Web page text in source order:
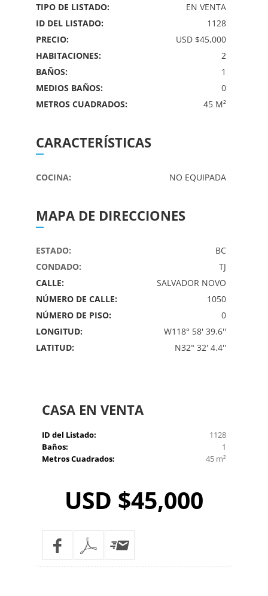
TIPO DE LISTADO:
EN VENTA
ID DEL LISTADO:
1128
PRECIO:
USD $45,000
HABITACIONES:
2
BAÑOS:
1
MEDIOS BAÑOS:
0
METROS CUADRADOS:
45 M²
CARACTERÍSTICAS
COCINA: NO EQUIPADA
MAPA DE DIRECCIONES
ESTADO:
BC
CONDADO:
TJ
CALLE:
SALVADOR NOVO
NÚMERO DE CALLE:
1050
NÚMERO DE PISO:
0
LONGITUD:
W118° 58' 39.6''
LATITUD:
N32° 32' 4.4''
CASAEN VENTA
ID del Listado:
1128
Baños:
1
Metros Cuadrados:
45 m²
USD $45,000